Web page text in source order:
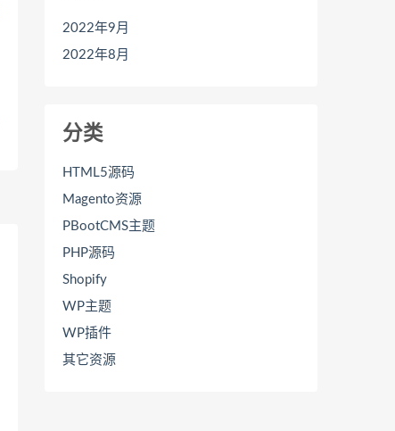
2022年9月
2022年8月
分类
HTML5源码
Magento资源
PBootCMS主题
PHP源码
Shopify
WP主题
WP插件
其它资源